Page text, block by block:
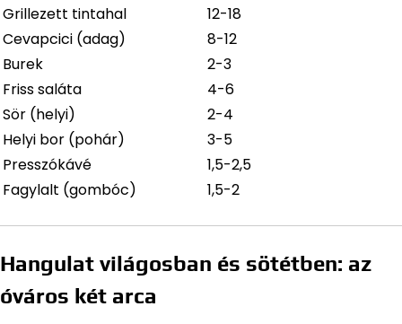
Grillezett tintahal
12-18
Cevapcici (adag)
8-12
Burek
2-3
Friss saláta
4-6
Sör (helyi)
2-4
Helyi bor (pohár)
3-5
Presszókávé
1,5-2,5
Fagylalt (gombóc)
1,5-2
Hangulat világosban és sötétben: az
óváros két arca